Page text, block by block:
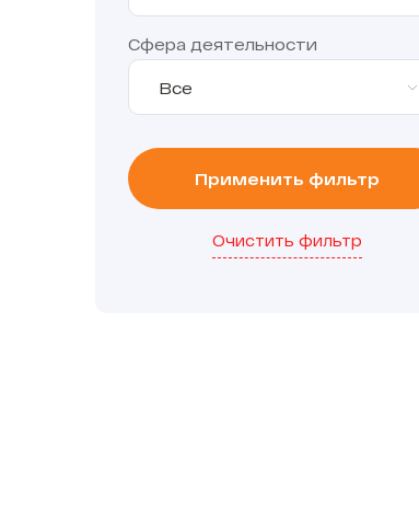
Сфера деятельности
Все
Применить фильтр
Очистить фильтр